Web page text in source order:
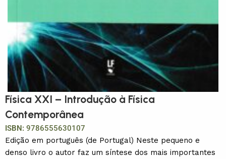
Física XXI – Introdução à Física
Contemporânea
ISBN: 9786555630107
Edição em português (de Portugal) Neste pequeno e
denso livro o autor faz um síntese dos mais importantes